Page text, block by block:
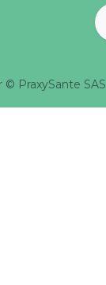
PraxySante SAS